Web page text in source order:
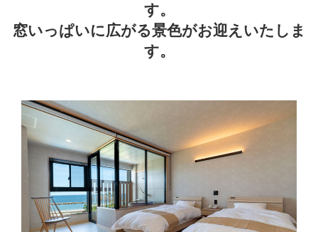
す。
窓いっぱいに広がる景色がお迎えいたしま
す。